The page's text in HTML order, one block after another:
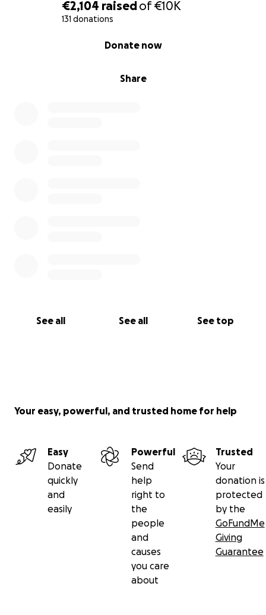
€2,104 raisedof€10K
131 donations
Share
Donate now
See all See all See top
Your easy, powerful, and trusted home for help
Easy
Donate
quickly
and
easily
Powerful
Send
help
right to
the
people
and
causes
you care
about
Trusted
Your
donation is
protected
by the
GoFundMe
Giving
Guarantee